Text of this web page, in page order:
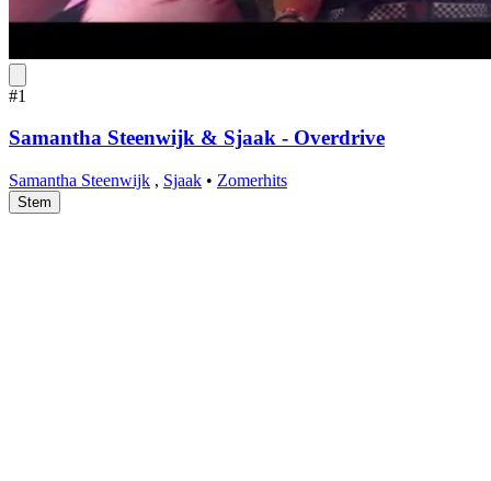
#1
Samantha Steenwijk & Sjaak - Overdrive
Samantha Steenwijk , Sjaak • Zomerhits
Stem